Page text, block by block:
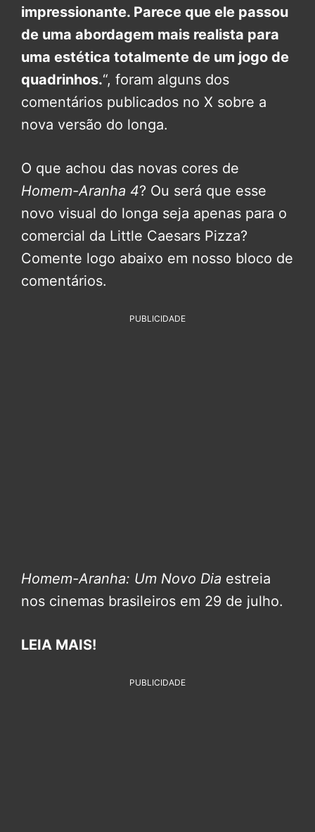
impressionante. Parece que ele passou
de uma abordagem mais realista para
uma estética totalmente de um jogo de
quadrinhos.“, foram alguns dos
comentários publicados no X sobre a
nova versão do longa.
O que achou das novas cores de
Homem-Aranha 4? Ou será que esse
novo visual do longa seja apenas para o
comercial da Little Caesars Pizza?
Comente logo abaixo em nosso bloco de
comentários.
PUBLICIDADE
Homem-Aranha: Um Novo Dia estreia
nos cinemas brasileiros em 29 de julho.
LEIA MAIS!
PUBLICIDADE